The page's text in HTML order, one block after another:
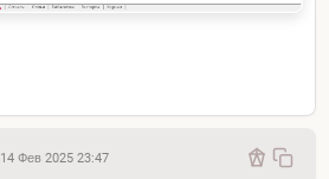
14 Фев 2025 23:47